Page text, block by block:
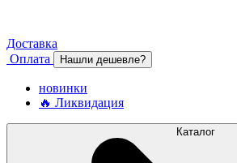
Доставка
Оплата
Нашли дешевле?
новинки
🔥 Ликвидация
Каталог